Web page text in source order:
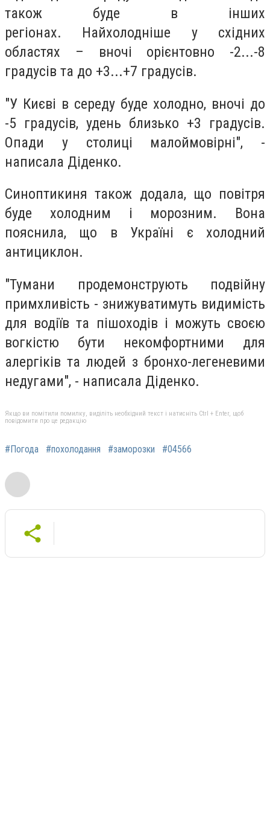
також буде в інших
регіонах. Найхолодніше у східних
областях – вночі орієнтовно -2...-8
градусів та до +3...+7 градусів.
"У Києві в середу буде холодно, вночі до
-5 градусів, удень близько +3 градусів.
Опади у столиці малоймовірні", -
написала Діденко.
Синоптикиня також додала, що повітря
буде холодним і морозним. Вона
пояснила, що в Україні є холодний
антициклон.
"Тумани продемонструють подвійну
примхливість - знижуватимуть видимість
для водіїв та пішоходів і можуть своєю
вогкістю бути некомфортними для
алергіків та людей з бронхо-легеневими
недугами", - написала Діденко.
Якщо ви помітили помилку, виділіть необхідний текст і натисніть Ctrl + Enter, щоб
повідомити про це редакцію
#Погода #похолодання #заморозки #04566